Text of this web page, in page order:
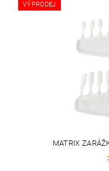
VÝPRODEJ
MATRIX